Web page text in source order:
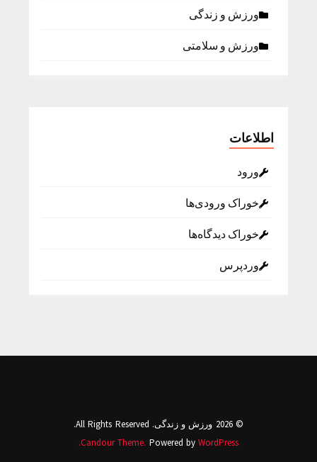
ورزش و زندگی
ورزش و سلامتی
اطلاعات
ورود
خوراک ورودی‌ها
خوراک دیدگاه‌ها
وردپرس
© 2026 ورزش و زندگی. All Rights Reserved.
Candour Theme. Powered byWordPress.